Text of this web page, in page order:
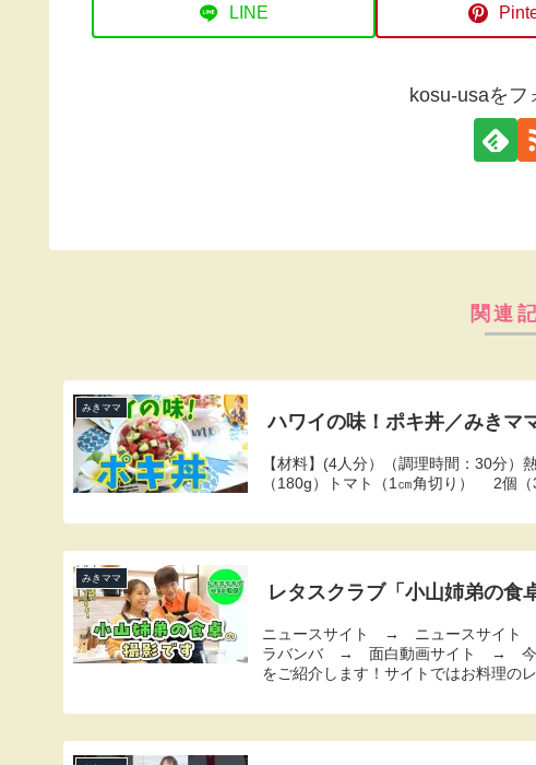
LINE
kosu-usaをフ
関連
みきママ
ハワイの味！ポキ丼／みきマ
【材料】(4人分）（調理時間：
（180g）トマト（1㎝角切り） 2個（
みきママ
レタスクラブ「小山姉弟の食
ニュースサイト → ニュースサイ
ラバンバ → 面白動画サイト → 今回
をご紹介します！サイトではお料理の